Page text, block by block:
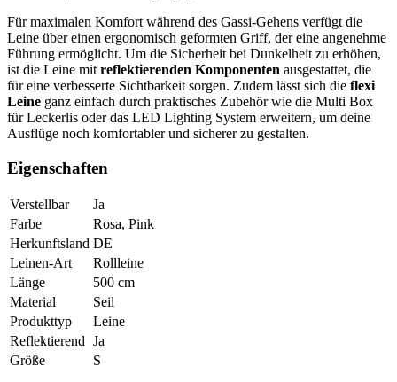
Für maximalen Komfort während des Gassi-Gehens verfügt die
Leine über einen ergonomisch geformten Griff, der eine angenehme
Führung ermöglicht. Um die Sicherheit bei Dunkelheit zu erhöhen,
ist die Leine mit reflektierenden Komponenten ausgestattet, die
für eine verbesserte Sichtbarkeit sorgen. Zudem lässt sich die flexi
Leine ganz einfach durch praktisches Zubehör wie die Multi Box
für Leckerlis oder das LED Lighting System erweitern, um deine
Ausflüge noch komfortabler und sicherer zu gestalten.
Eigenschaften
Verstellbar
Ja
Farbe
Rosa, Pink
Herkunftsland DE
Leinen-Art
Rollleine
Länge
500 cm
Material
Seil
Produkttyp
Leine
Reflektierend Ja
Größe
S